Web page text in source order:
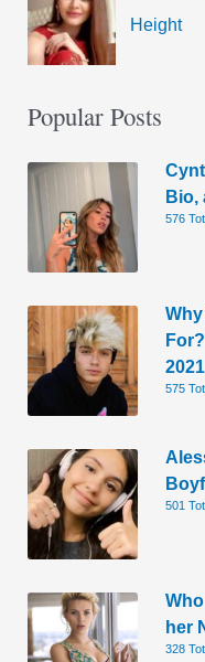
Height
Popular Posts
Bio,
576
575
501
her
328